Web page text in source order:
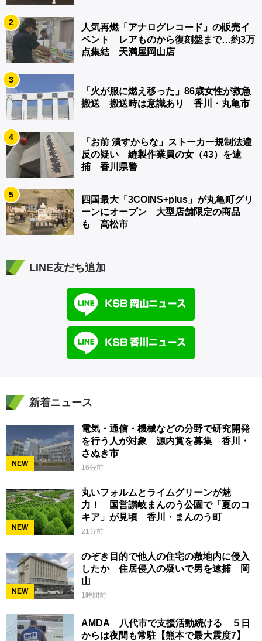
2
人気再燃「アナログレコード」の販売イ
ベント レアものから復刻盤まで…約3万
点集結 天満屋岡山店
3
「火が服に燃え移った」86歳女性が救急
搬送 搬送時は意識あり 香川・丸亀市
4
「お前 潰すからな」ストーカー規制法違
反の疑い 縫製作業員の女（43）を逮
捕 香川県警
5
四国最大「3COINS+plus」が丸亀町グリ
ーンにオープン 大型店舗限定の商品
も 高松市
LINE友だち追加
新着ニュース
NEW
電気・通信・機械などの分野で研究開発
を行う人が対象 源内賞を募集 香川・
さぬき市
16分前
NEW
丸いフォルムとライムグリーンが魅
力！ 国営讃岐まんのう公園で「夏のコ
キア」が見頃 香川・まんのう町
21分前
NEW
のぞき目的で他人の住宅の敷地内に侵入
したか 住居侵入の疑いで男を逮捕 岡
山
1時間前
AMDA 八代市で支援活動続ける ５日
からは夜間も常駐【熊本で最大震度7】